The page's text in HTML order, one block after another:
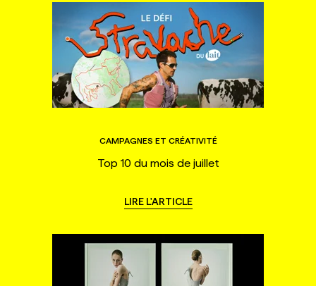
CAMPAGNES ET CRÉATIVITÉ
Top 10 du mois de juillet
LIRE L'ARTICLE